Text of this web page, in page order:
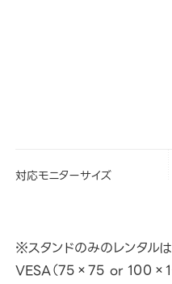
対応モニターサイズ
※スタンドのみのレンタル
VESA（75×75 or